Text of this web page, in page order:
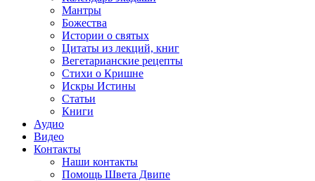
Мантры
Божества
Истории о святых
Цитаты из лекций, книг
Вегетарианские рецепты
Стихи о Кришне
Искры Истины
Статьи
Книги
Аудио
Видео
Контакты
Наши контакты
Помощь Швета Двипе